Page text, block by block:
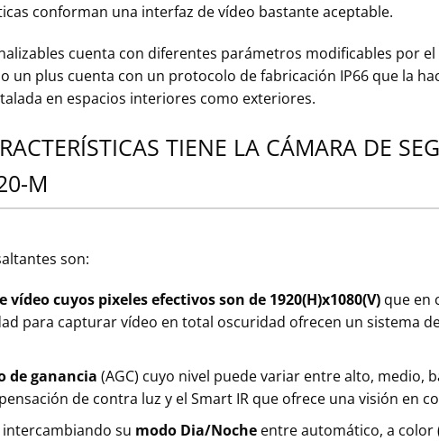
conforman una interfaz de vídeo bastante aceptable.
cuenta con diferentes parámetros modificables por
un plus cuenta con un protocolo de fabricación IP66 que la
en espacios interiores como exteriores.
TIENE LA CÁMARA DE
M
son:
cuyos pixeles efectivos son de 1920(H)x1080(V)que en
para capturar vídeo en total oscuridad ofrecen un sistema
de ganancia (AGC) cuyo nivel puede variar entre alto, medio,
de contra luz y el Smart IR que ofrece una visión en
su modo Dia/Nocheentre automático, a color